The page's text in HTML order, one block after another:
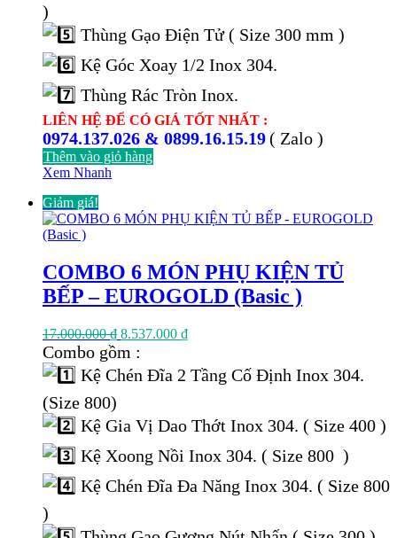
)
Thùng Gạo Điện Tử ( Size 300 mm )
Kệ Góc Xoay 1/2 Inox 304.
Thùng Rác Tròn Inox.
LIÊN HỆ ĐỂ CÓ GIÁ TỐT NHẤT :
0974.137.026 & 0899.16.15.19( Zalo )
Thêm vào giỏ hàng
Xem Nhanh
Giảm giá!
COMBO 6 MÓN PHỤ KIỆN TỦ
BẾP – EUROGOLD (Basic )
17.000.000₫ Giá
gốc
17.000.000 ₫.
8.537.000 ₫Giá
là:
Combo gồm :
Kệ Chén Đĩa 2 Tầng Cố Định Inox 304.
(Size 800)
Kệ Gia Vị Dao Thớt Inox 304. ( Size 400 )
Kệ Xoong Nồi Inox 304. ( Size 800 )
Kệ Chén Đĩa Đa Năng Inox 304. ( Size 800
)